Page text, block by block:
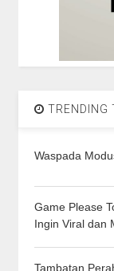
TRENDING
Waspada
Game Please
Ingin Viral dan
Tambatan